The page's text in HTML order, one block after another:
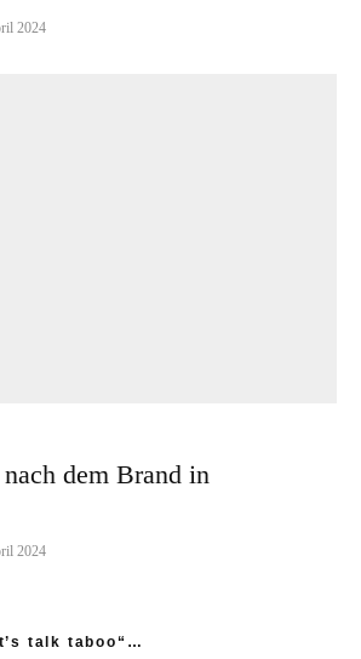
2024
dem Brand in
2024
talk taboo“…